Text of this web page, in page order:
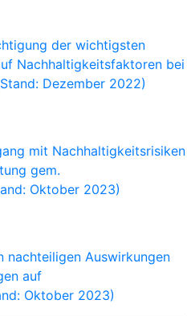
der wichtigsten
Nachhaltigkeitsfaktoren bei
Dezember 2022)
mit Nachhaltigkeitsrisiken
gem.
Oktober 2023)
nachteiligen Auswirkungen
auf
Oktober 2023)